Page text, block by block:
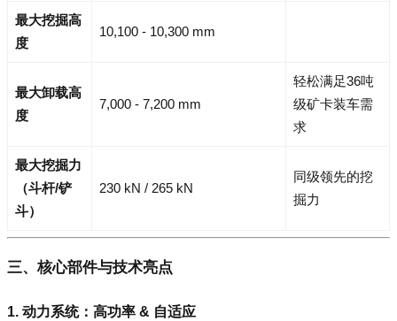
最大挖掘高
度
10,100 - 10,300 mm
最大卸载高
度
7,000 - 7,200 mm
轻松满足36吨
级矿卡装车需
求
最大挖掘力
（斗杆/铲
斗）
230 kN / 265 kN
同级领先的挖
掘力
三、核心部件与技术亮点
1. 动力系统：高功率 & 自适应